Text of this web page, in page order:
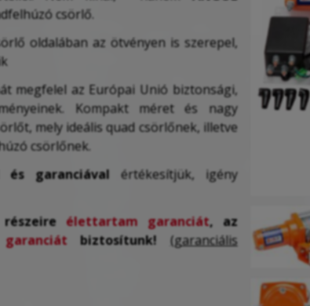
csörlő.
oldalában az ötvényen is szerepel,
megfelel az Európai Unió biztonsági,
Kompakt méret és nagy
mely ideális quad csörlőnek, illetve
csörlőnek.
és garanciával értékesítjük, igény
élettartam garanciát, az
biztosítunk!
(garanciális